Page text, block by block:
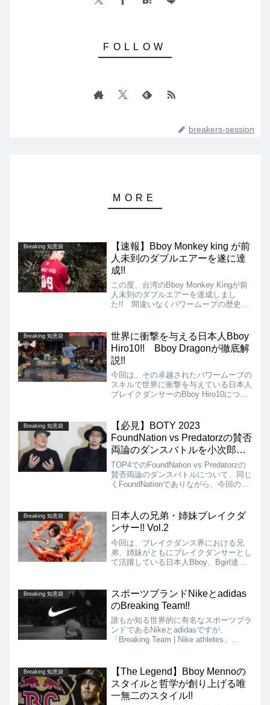
breakers-session
Breaking 知恵袋
【速報】Bboy Monkey king が前
人未到のダブルエアーを遂に達
成!!
この度、台湾のBboy Monkey Kingが前
人未到のダブルエアーを達成しまし
た!! 間違いなくパワームーブの歴史が
Breaking 知恵袋
世界に衝撃を与える日本人Bboy
Hiro10!! Bboy Dragonが徹底解
説!!
今回は、その卓越されたパワームーブの
スキルで世界に衝撃を与えている日本人
ブレイクダンサーのBboy Hiro10につい
Breaking 知恵袋
【必見】BOTY 2023
FoundNation vs Predatorzの賛否
両論のダンスバトルを小次郎が
解説!!
TOP4でのFoundNation vs Predatorzの
賛否両論のダンスバトルについて、同じ
くFoundNationでありながら、今回のシ
説してくれています!!
Breaking 知恵袋
日本人の兄弟・姉妹ブレイクダ
ンサー!! Vol.2
今回は、ブレイクダンス界における兄
弟、姉妹がともにブレイクダンサーとし
て活躍している日本人Bboy、Bgirl達を
NATIONのDRAGON（兄） &
DOVERMAN（弟）です!!
Breaking 知恵袋
スポーツブランドNikeとadidas
のBreaking Team!!
誰もが知る世界的に有名なスポーツブラ
ンドであるNikeとadidasですが、
「Breaking Team | Nike athletes」
Teamのトレーラー動画が公開されてい
ましたので紹介します!!
Breaking 知恵袋
【The Legend】Bboy Mennoの
スタイルと哲学が創り上げる唯
一無二のスタイル!!